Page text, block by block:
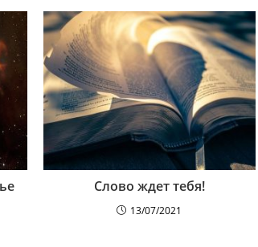
Слово ждет тебя!
13/07/2021